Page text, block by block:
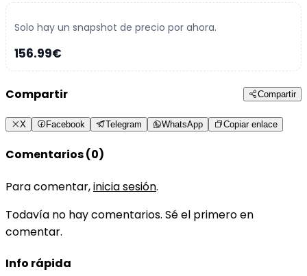
Solo hay un snapshot de precio por ahora.
156.99€
Compartir Compartir
X Facebook Telegram WhatsApp Copiar enlace
Comentarios (0)
Para comentar,inicia sesión.
Todavía no hay comentarios. Sé el primero en
comentar.
Info rápida